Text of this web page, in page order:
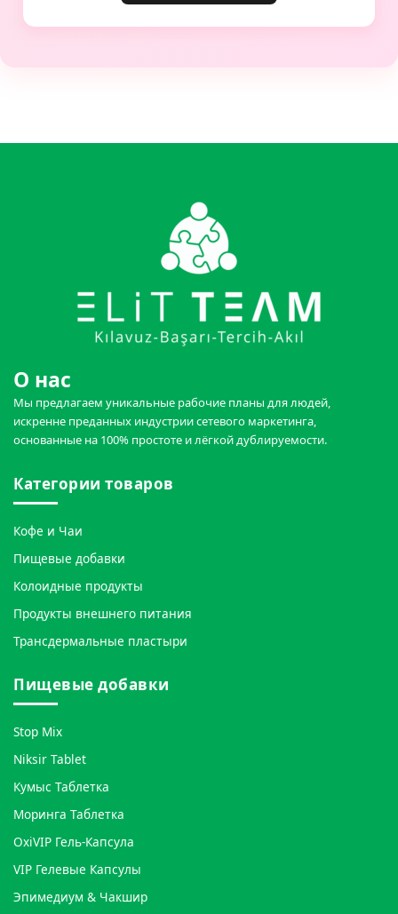
О нас
Мы предлагаем уникальные рабочие планы для людей,
искренне преданных индустрии сетевого маркетинга,
основанные на 100% простоте и лёгкой дублируемости.
Категории товаров
Кофе и Чаи
Пищевые добавки
Колоидные продукты
Продукты внешнего питания
Трансдермальные пластыри
Пищевые добавки
Stop Mix
Niksir Tablet
Кумыс Таблетка
Моринга Таблетка
OxiVIP Гель-Капсула
VIP Гелевые Капсулы
Эпимедиум & Чакшир